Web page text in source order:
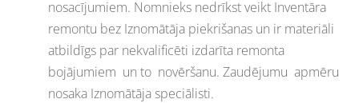
nosacījumiem. Nomnieks nedrīkst veikt Inventāra
remontu bez Iznomātāja piekrišanas un ir materiāli
atbildīgs par nekvalificēti izdarīta remonta
bojājumiem un to novēršanu. Zaudējumu apmēru
nosaka Iznomātāja speciālisti.